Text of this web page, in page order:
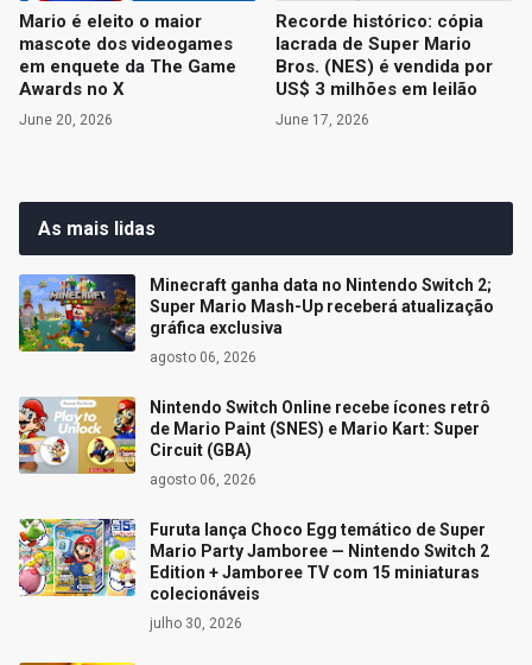
Mario é eleito o maior
mascote dos videogames
em enquete da The Game
Awards no X
June 20, 2026
Recorde histórico: cópia
lacrada de Super Mario
Bros. (NES) é vendida por
US$ 3 milhões em leilão
June 17, 2026
As mais lidas
Minecraft ganha data no Nintendo Switch 2;
Super Mario Mash-Up receberá atualização
gráfica exclusiva
agosto 06, 2026
Nintendo Switch Online recebe ícones retrô
de Mario Paint (SNES) e Mario Kart: Super
Circuit (GBA)
agosto 06, 2026
Furuta lança Choco Egg temático de Super
Mario Party Jamboree — Nintendo Switch 2
Edition + Jamboree TV com 15 miniaturas
colecionáveis
julho 30, 2026